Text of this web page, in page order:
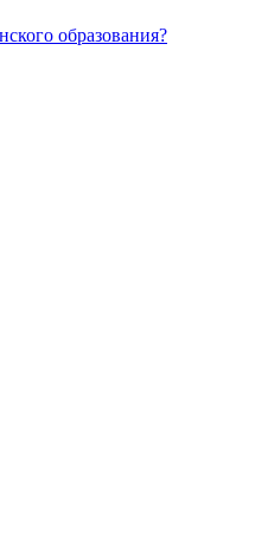
образования?